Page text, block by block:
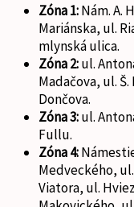
Zóna 1:Nám. A.
Mariánska, ul.
mlynská ulica.
Zóna 2:ul.
Madačova, ul.
Dončova.
Zóna 3:ul.
Fullu.
Zóna 4:
Medveckého,
Viatora, ul.